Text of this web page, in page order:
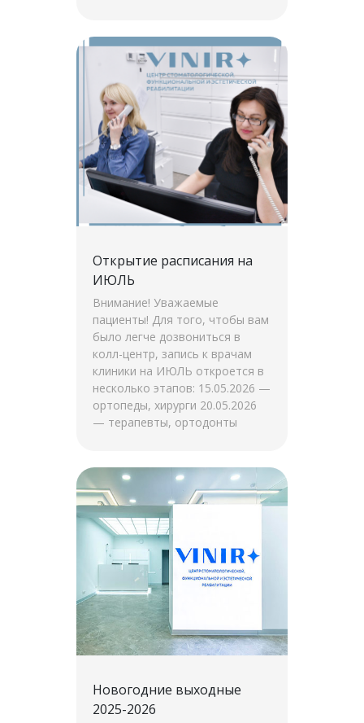
Открытие расписания на
ИЮЛЬ
Внимание! Уважаемые
пациенты! Для того, чтобы вам
было легче дозвониться в
колл-центр, запись к врачам
клиники на ИЮЛЬ откроется в
несколько этапов: 15.05.2026 —
ортопеды, хирурги 20.05.2026
— терапевты, ортодонты
Новогодние выходные
2025-2026